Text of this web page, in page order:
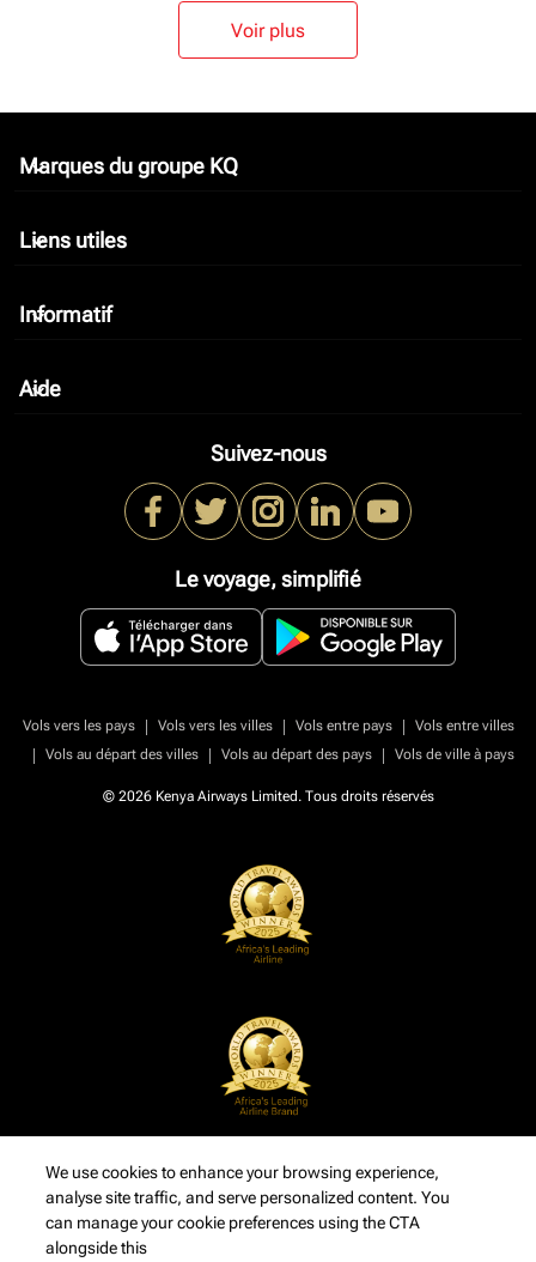
Voir plus
Marques du groupe KQ
keyboard_arrow_down
Liens utiles
keyboard_arrow_down
Informatif
keyboard_arrow_down
Aide
keyboard_arrow_down
Suivez-nous
Le voyage, simplifié
Vols vers les pays | Vols vers les villes | Vols entre pays |
Vols entre villes
|
Vols au départ des villes | Vols au départ des pays | Vols de ville à pays
© 2026 Kenya Airways Limited. Tous droits réservés
We use cookies to enhance your browsing experience,
analyse site traffic, and serve personalized content. You
can manage your cookie preferences using the CTA
alongside this